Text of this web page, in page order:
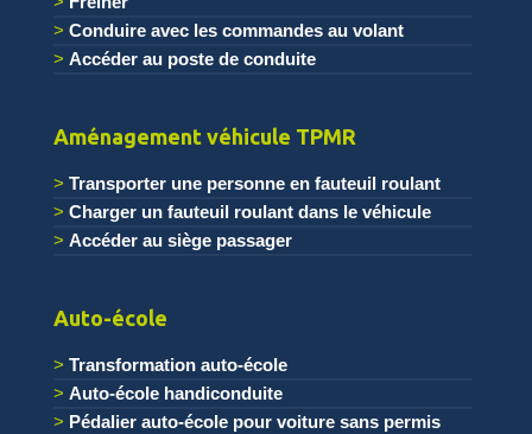
Conduire avec les commandes au volant
Accéder au poste de conduite
Aménagement véhicule TPMR
Transporter une personne en fauteuil roulant
Charger un fauteuil roulant dans le véhicule
Accéder au siège passager
Auto-école
Transformation auto-école
Auto-école handiconduite
Pédalier auto-école pour voiture sans permis